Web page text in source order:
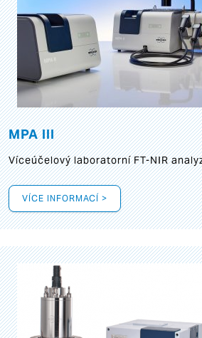
MPA III
Víceúčelový laboratorní FT-NIR
VÍCE INFORMACÍ >